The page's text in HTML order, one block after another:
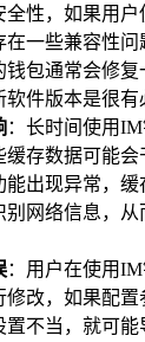
全性，如果用
在一些兼容性
包通常会修复
软件版本是很有
：长时间使用
缓存数据可能
能出现异常，
别网络信息，
：用户在使用
修改，如果配
置不当，就可